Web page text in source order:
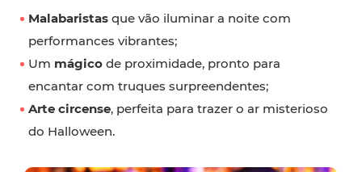
Malabaristas que vão iluminar a noite com
performances vibrantes;
Um mágico de proximidade, pronto para
encantar com truques surpreendentes;
Arte circense, perfeita para trazer o ar misterioso
do Halloween.